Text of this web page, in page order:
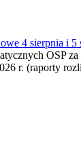
4 sierpnia i 5
OSP
r. (raporty